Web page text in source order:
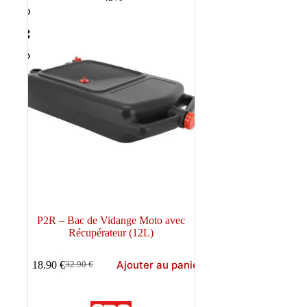
P2R – Bac de Vidange Moto avec
Récupérateur (12L)
32.90€
Le
18.90€Le
Ajouter au panier